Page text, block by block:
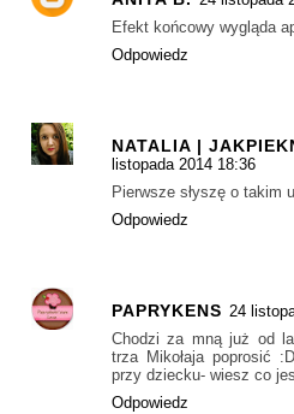
Efekt końcowy wygląda
Odpowiedz
NATALIA |
listopada 2014 18:36
Pierwsze słyszę o takim
Odpowiedz
PAPRYKENS 24
Chodzi za mną już od
trza Mikołaja poprosić
przy dziecku- wiesz co
Odpowiedz